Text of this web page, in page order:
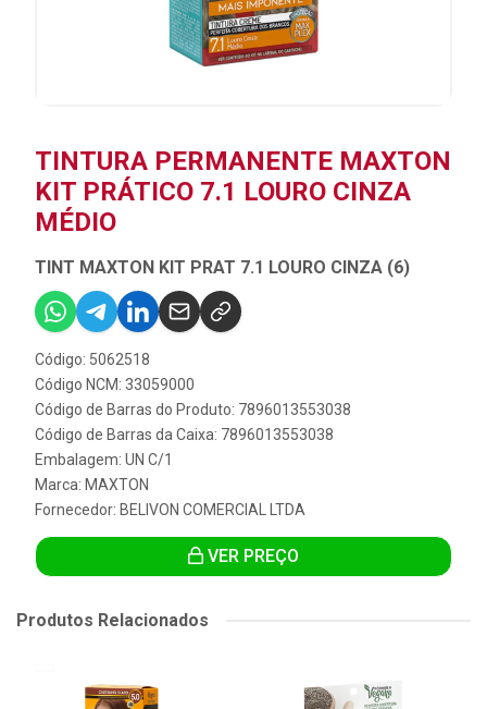
TINTURA PERMANENTE MAXTON
KIT PRÁTICO 7.1 LOURO CINZA
MÉDIO
TINT MAXTON KIT PRAT 7.1 LOURO CINZA (6)
Código: 5062518
Código NCM: 33059000
Código de Barras do Produto: 7896013553038
Código de Barras da Caixa: 7896013553038
Embalagem: UN C/1
Marca: MAXTON
Fornecedor: BELIVON COMERCIAL LTDA
VER PREÇO
Produtos Relacionados